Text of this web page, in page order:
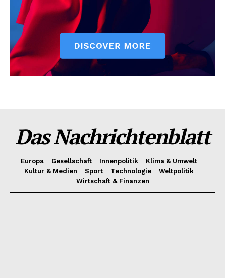
Das Nachrichtenblatt
Europa Gesellschaft Innenpolitik
Klima & Umwelt
Kultur & Medien
Sport Technologie
Weltpolitik
Wirtschaft & Finanzen